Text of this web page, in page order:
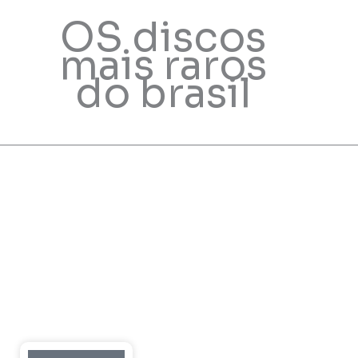
OS discos
mais raros
do brasil
Cart